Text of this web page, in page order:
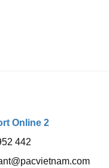
Online 2
442